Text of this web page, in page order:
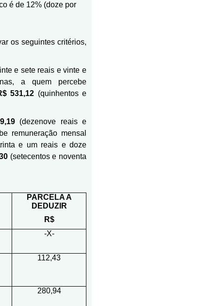
é de 12% (doze por
os seguintes critérios,
e sete reais e vinte e
a quem percebe
531,12 (quinhentos e
(dezenove reais e
remuneração mensal
e um reais e doze
(setecentos e noventa
PARCELA A
DEDUZIR
R$
-X-
112,43
280,94